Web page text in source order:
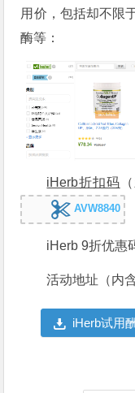
用价，包括却不限
酶等：
iHerb折扣码
AVW8840
iHerb 9折优惠
活动地址（内
iHerb试用